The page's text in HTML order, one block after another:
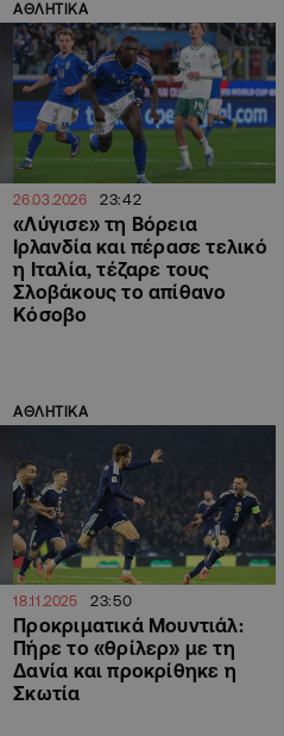
ΑΘΛΗΤΙΚΑ
26.03.2026 23:42
«Λύγισε» τη Βόρεια
Ιρλανδία και πέρασε τελικό
η Ιταλία, τέζαρε τους
Σλοβάκους το απίθανο
Κόσοβο
ΑΘΛΗΤΙΚΑ
18.11.2025 23:50
Προκριματικά Μουντιάλ:
Πήρε το «θρίλερ» με τη
Δανία και προκρίθηκε η
Σκωτία